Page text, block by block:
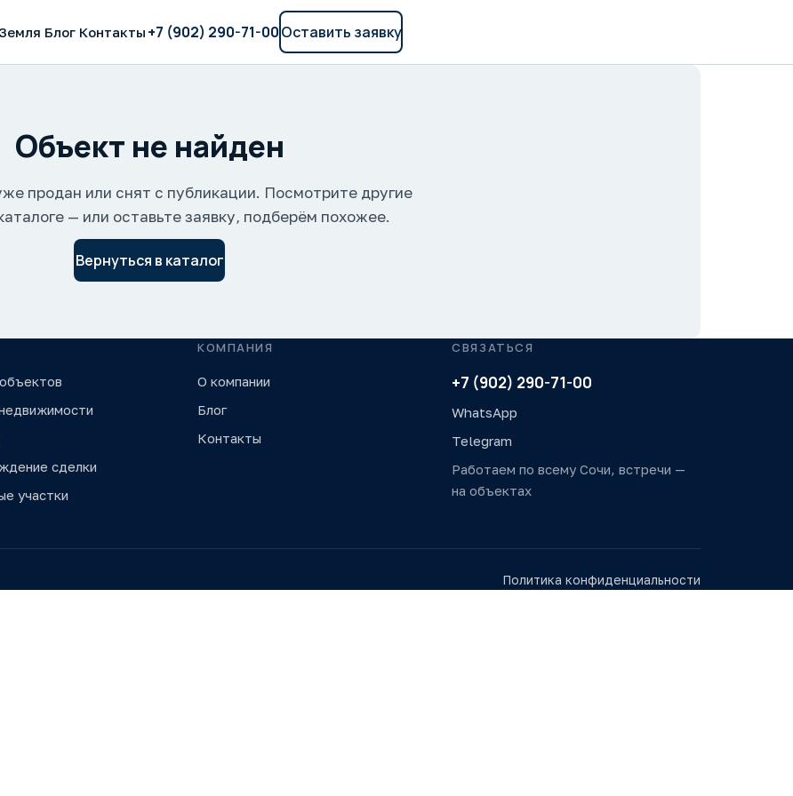
Земля Блог Контакты +7 (902) 290-71-00Оставить заявку
Объект не найден
продан или снят с публикации. Посмотрите другие
— или оставьте заявку, подберём похожее.
Вернуться в каталог
сделки
участки
КОМПАНИЯ
О компании
Блог
Контакты
СВЯЗАТЬСЯ
+7 (902) 290-71-00
WhatsApp
Telegram
Работаем по всему Сочи, встречи —
на объектах
Политика конфиденциальности